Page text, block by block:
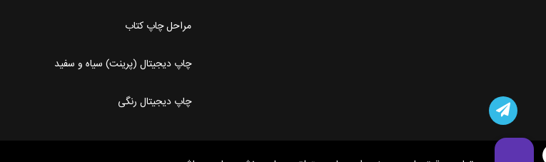
مراحل چاپ کتاب
چاپ دیجیتال (پرینت) سیاه و سفید
چاپ دیجیتال رنگی